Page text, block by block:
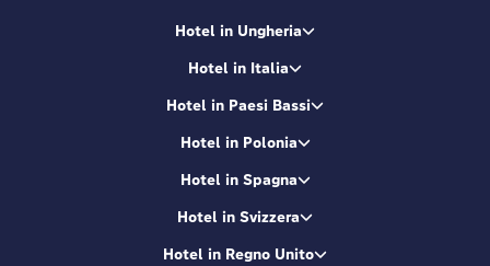
Hotel in Ungheria
Hotel in Italia
Hotel in Paesi Bassi
Hotel in Polonia
Hotel in Spagna
Hotel in Svizzera
Hotel in Regno Unito